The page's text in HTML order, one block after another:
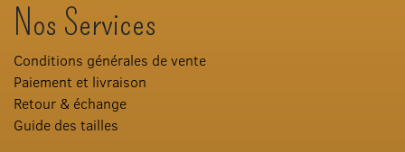
Nos Services
Conditions générales de vente
Paiement et livraison
Retour & échange
Guide des tailles